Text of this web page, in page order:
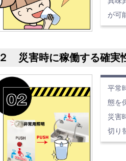
が可
２ 災害時に稼働する確実
平常
態を
災害
切り